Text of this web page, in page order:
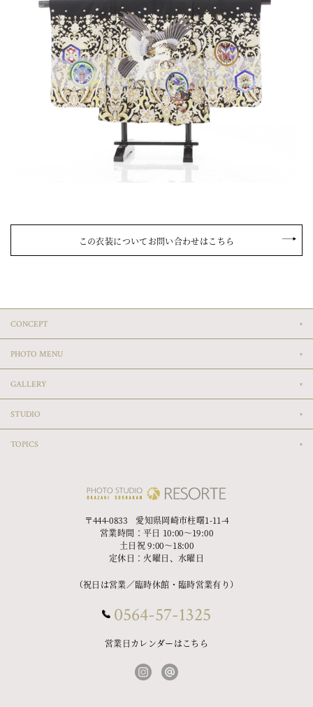
この衣装についてお問い合わせはこちら
CONCEPT
PHOTO MENU
GALLERY
STUDIO
TOPICS
〒444-0833 愛知県岡崎市柱曙1-11-4
営業時間：平日 10:00〜19:00
土日祝 9:00〜18:00
定休日：火曜日、水曜日
（祝日は営業／臨時休館・臨時営業有り）
0564-57-1325
営業日カレンダーはこちら